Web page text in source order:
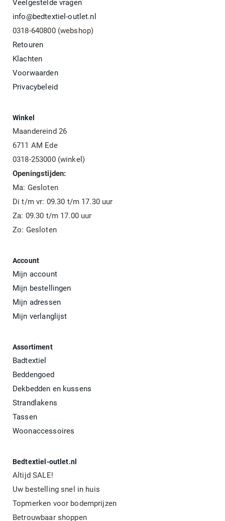
Veelgestelde vragen
info@bedtextiel-outlet.nl
0318-640800 (webshop)
Retouren
Klachten
Voorwaarden
Privacybeleid
Winkel
Maandereind 26
6711 AM Ede
0318-253000 (winkel)
Openingstijden:
Ma: Gesloten
Di t/m vr: 09.30 t/m 17.30 uur
Za: 09.30 t/m 17.00 uur
Zo: Gesloten
Account
Mijn account
Mijn bestellingen
Mijn adressen
Mijn verlanglijst
Assortiment
Badtextiel
Beddengoed
Dekbedden en kussens
Strandlakens
Tassen
Woonaccessoires
Bedtextiel-outlet.nl
Altijd SALE!
Uw bestelling snel in huis
Topmerken voor bodemprijzen
Betrouwbaar shoppen